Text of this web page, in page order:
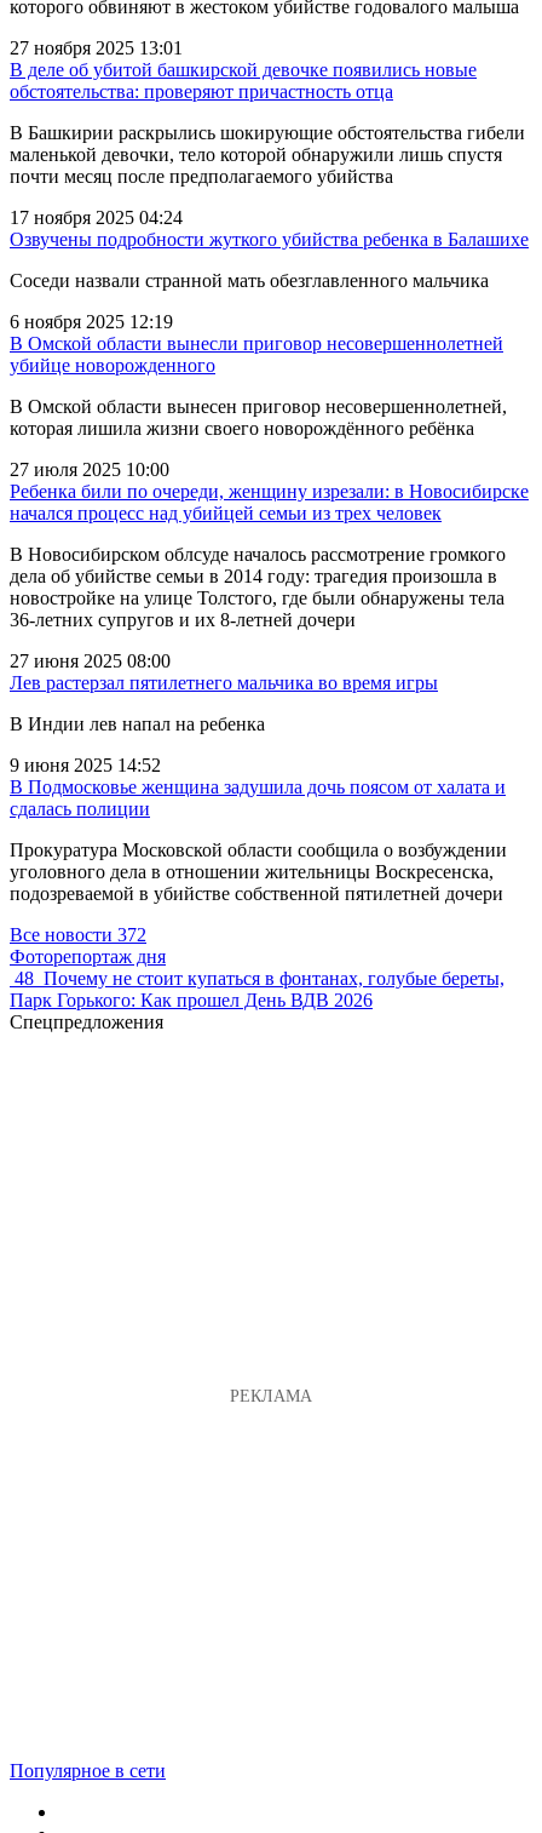
которого обвиняют в жестоком убийстве годовалого малыша
27 ноября 2025 13:01
В деле об убитой башкирской девочке появились новые
обстоятельства: проверяют причастность отца
В Башкирии раскрылись шокирующие обстоятельства гибели
маленькой девочки, тело которой обнаружили лишь спустя
почти месяц после предполагаемого убийства
17 ноября 2025 04:24
Озвучены подробности жуткого убийства ребенка в Балашихе
Соседи назвали странной мать обезглавленного мальчика
6 ноября 2025 12:19
В Омской области вынесли приговор несовершеннолетней
убийце новорожденного
В Омской области вынесен приговор несовершеннолетней,
которая лишила жизни своего новорождённого ребёнка
27 июля 2025 10:00
Ребенка били по очереди, женщину изрезали: в Новосибирске
начался процесс над убийцей семьи из трех человек
В Новосибирском облсуде началось рассмотрение громкого
дела об убийстве семьи в 2014 году: трагедия произошла в
новостройке на улице Толстого, где были обнаружены тела
36-летних супругов и их 8-летней дочери
27 июня 2025 08:00
Лев растерзал пятилетнего мальчика во время игры
В Индии лев напал на ребенка
9 июня 2025 14:52
В Подмосковье женщина задушила дочь поясом от халата и
сдалась полиции
Прокуратура Московской области сообщила о возбуждении
уголовного дела в отношении жительницы Воскресенска,
подозреваемой в убийстве собственной пятилетней дочери
Все новости 372
Фоторепортаж дня
48 Почему не стоит купаться в фонтанах, голубые береты,
Парк Горького: Как прошел День ВДВ 2026
Спецпредложения
Популярное в сети